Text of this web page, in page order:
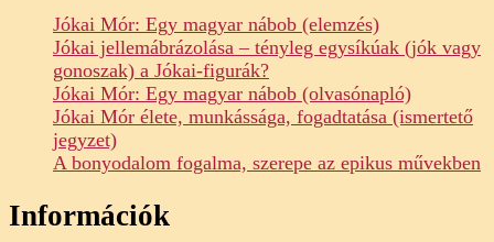
Jókai Mór: Egy magyar nábob (elemzés)
Jókai jellemábrázolása – tényleg egysíkúak (jók vagy
gonoszak) a Jókai-figurák?
Jókai Mór: Egy magyar nábob (olvasónapló)
Jókai Mór élete, munkássága, fogadtatása (ismertető
jegyzet)
A bonyodalom fogalma, szerepe az epikus művekben
Információk